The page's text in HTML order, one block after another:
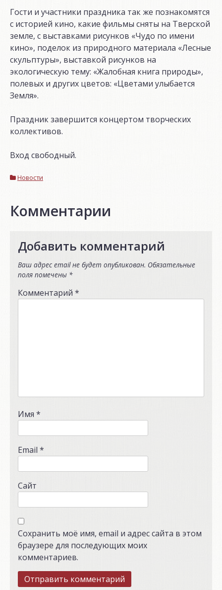
Гости и участники праздника так же познакомятся
с историей кино, какие фильмы сняты на Тверской
земле, с выставками рисунков «Чудо по имени
кино», поделок из природного материала «Лесные
скульптуры», выставкой рисунков на
экологическую тему: «Жалобная книга природы»,
полевых и других цветов: «Цветами улыбается
Земля».
Праздник завершится концертом творческих
коллективов.
Вход свободный.
Новости
Комментарии
Добавить комментарий
Ваш адрес email не будет опубликован. Обязательные
поля помечены *
Комментарий *
Имя *
Email *
Сайт
Сохранить моё имя, email и адрес сайта в этом
браузере для последующих моих
комментариев.